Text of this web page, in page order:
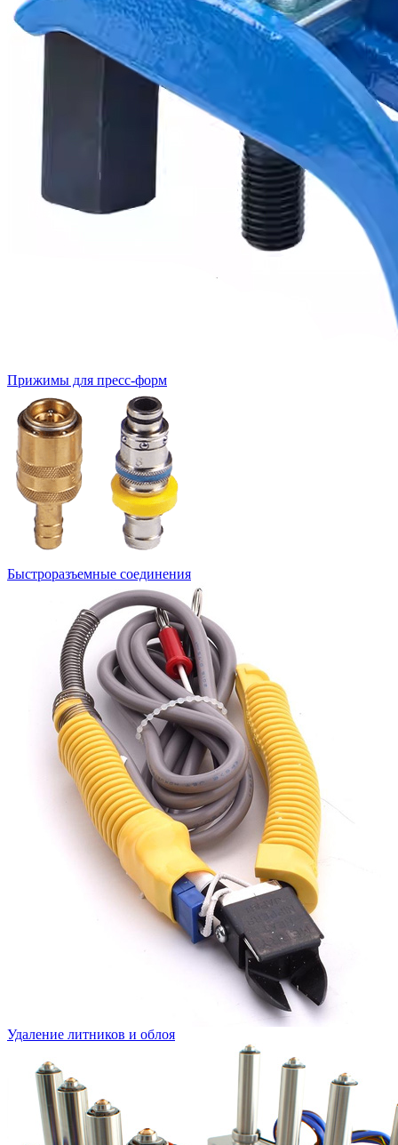
Прижимы для пресс-форм
Быстроразъемные соединения
Удаление литников и облоя